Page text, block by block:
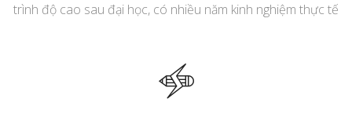
trình độ cao sau đại học, có nhiều năm kinh nghiệm thực tế